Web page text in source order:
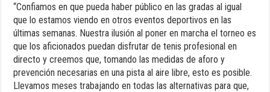
“Confiamos en que pueda haber público en las gradas al igual
que lo estamos viendo en otros eventos deportivos en las
últimas semanas. Nuestra ilusión al poner en marcha el torneo es
que los aficionados puedan disfrutar de tenis profesional en
directo y creemos que, tomando las medidas de aforo y
prevención necesarias en una pista al aire libre, esto es posible.
Llevamos meses trabajando en todas las alternativas para que,